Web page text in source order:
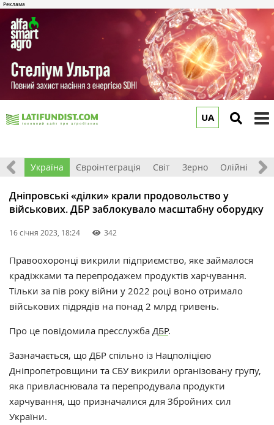
UA
Все Україна Євроінтеграція Світ Зерно Олійні
Дніпровські «‎ділки»‎ крали продовольство у
військових. ДБР заблокувало масштабну оборудку
16 січня 2023, 18:24 342
Правоохоронці викрили підприємство, яке займалося
крадіжками та перепродажем продуктів харчування.
Тільки за пів року війни у 2022 році воно отримало
військових підрядів на понад 2 млрд гривень.
Про це повідомила пресслужба ДБР.
Зазначається, що ДБР спільно із Нацполіцією
Дніпропетровщини та СБУ викрили організовану групу,
яка привласнювала та перепродувала продукти
харчування, що призначалися для Збройних сил
України.